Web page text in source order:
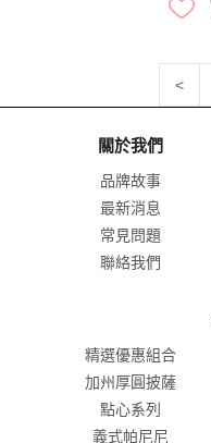
<
關於我們
品牌故事
最新消息
常見問題
聯絡我們
精選優惠組合
加州厚圓披薩
點心系列
義式帕尼尼